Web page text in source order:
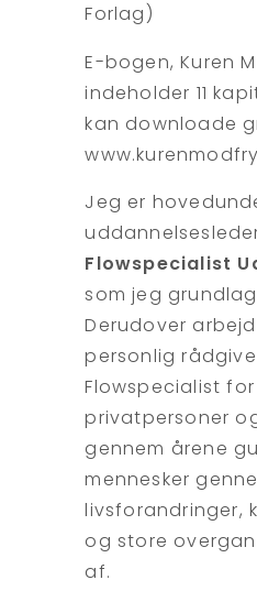
Forlag)
E-bogen, Kuren
indeholder 11
kan downloade
Jeg er
Flowspecialist
som jeg
Derudover
personlig
Flowspecialist
privatpersoner
gennem årene
mennesker
livsforandringer,
og store
af.